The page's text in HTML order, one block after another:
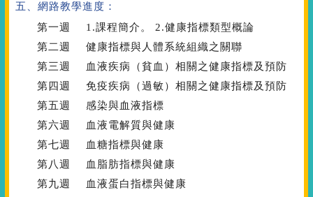
五、網路教學進度：
第一週
1.課程簡介。 2.健康指標類型概論
第二週
健康指標與人體系統組織之關聯
第三週
血液疾病（貧血）相關之健康指標及預防
第四週
免疫疾病（過敏）相關之健康指標及預防
第五週
感染與血液指標
第六週
血液電解質與健康
第七週
血糖指標與健康
第八週
血脂肪指標與健康
第九週
血液蛋白指標與健康